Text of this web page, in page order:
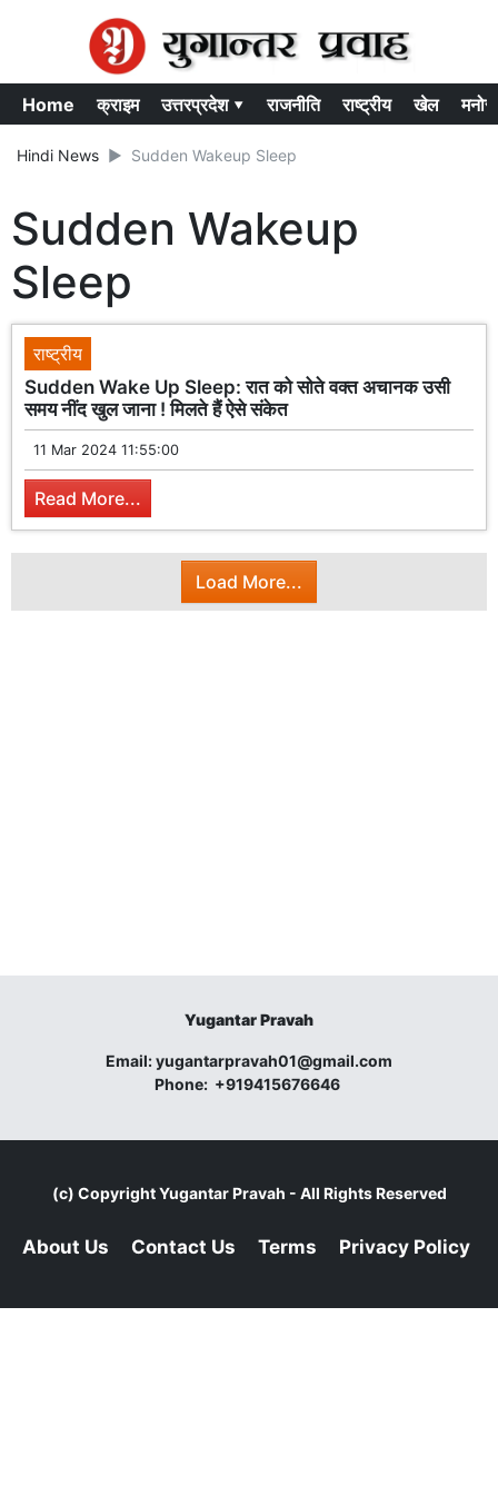
Home क्राइम उत्तरप्रदेश ▾ राजनीति राष्ट्रीय खेल
Hindi News Sudden Wakeup Sleep
Sudden Wakeup
Sleep
राष्ट्रीय
Sudden Wake Up Sleep: रात को सोते वक्त अचानक उसी
समय नींद खुल जाना ! मिलते हैं ऐसे संकेत
11 Mar 2024 11:55:00
Read More...
Load More...
Yugantar Pravah
Email:yugantarpravah01@gmail.com
Phone: +919415676646
(c) CopyrightYugantar Pravah - All Rights Reserved
About Us Contact Us Terms Privacy Policy